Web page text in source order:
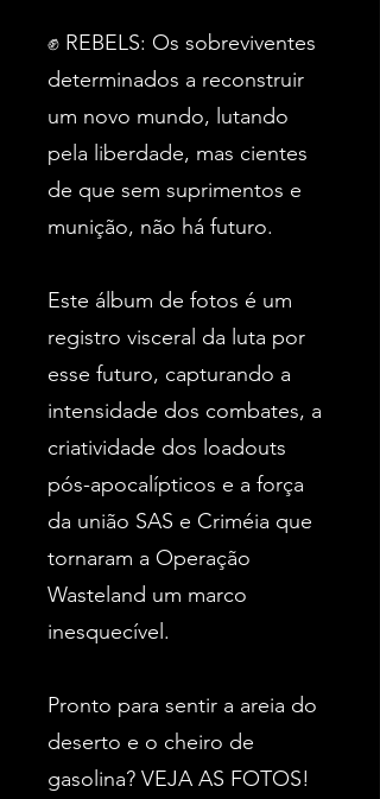
✊ REBELS: Os sobreviventes
determinados a reconstruir
um novo mundo, lutando
pela liberdade, mas cientes
de que sem suprimentos e
munição, não há futuro.
Este álbum de fotos é um
registro visceral da luta por
esse futuro, capturando a
intensidade dos combates, a
criatividade dos loadouts
pós-apocalípticos e a força
da união SAS e Criméia que
tornaram a Operação
Wasteland um marco
inesquecível.
Pronto para sentir a areia do
deserto e o cheiro de
gasolina? VEJA AS FOTOS!